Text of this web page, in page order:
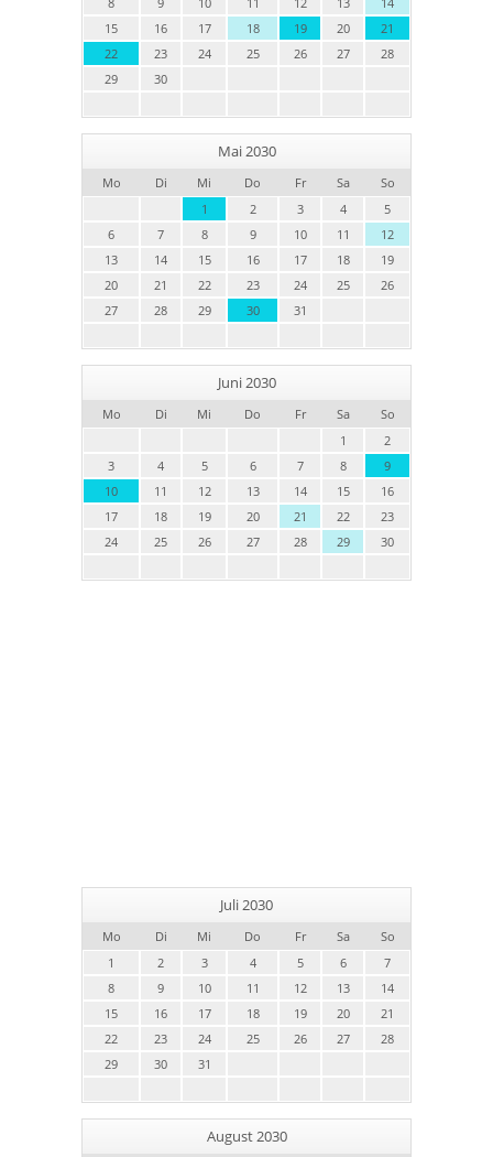
15
16 17 18 19 20
21
22
23 24 25 26 27
28
29
30
Mai 2030
Mo Di Mi Do Fr Sa
So
1
2 3 4
5
6
7 8 9 10 11
12
13
14 15 16 17 18
19
20
21 22 23 24 25
26
27
28 29 30 31
Juni 2030
Mo Di Mi Do Fr Sa
So
1
2
3
4 5 6 7 8
9
10
11 12 13 14 15
16
17
18 19 20 21 22
23
24
25 26 27 28 29 30
Juli 2030
Mo Di Mi Do Fr Sa
So
1
2 3 4 5 6
7
8
9 10 11 12 13
14
15
16 17 18 19 20
21
22
23 24 25 26 27
28
29
30 31
August 2030